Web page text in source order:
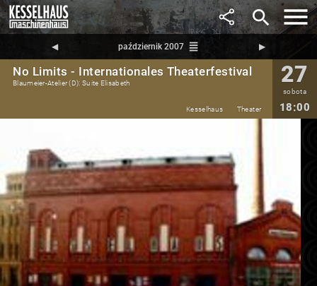
search
◀︎ październik 2007 reorder ▶︎
No Limits - Internationales Theaterfestival
Blaumeier-Atelier (D): Suite Elisabeth 27
sobota
18:00
Kesselhaus Theater